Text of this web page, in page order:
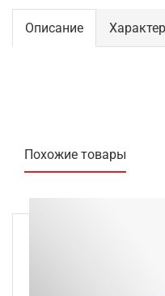
Описание
Похожие товары